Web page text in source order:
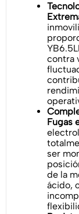
contra
Fugas
ser
de la
ácido,